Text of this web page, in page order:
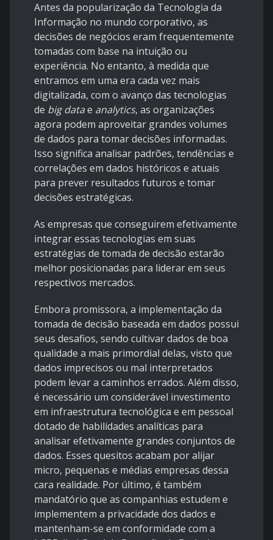
Antes da popularização da Tecnologia da
Informação no mundo corporativo, as
decisões de negócios eram frequentemente
tomadas com base na intuição ou
experiência. No entanto, à medida que
entramos em uma era cada vez mais
digitalizada, com o avanço das tecnologias
de big datae analytics, as organizações
agora podem aproveitar grandes volumes
de dados para tomar decisões informadas.
Isso significa analisar padrões, tendências e
correlações em dados históricos e atuais
para prever resultados futuros e tomar
decisões estratégicas.
As empresas que conseguirem efetivamente
integrar essas tecnologias em suas
estratégias de tomada de decisão estarão
melhor posicionadas para liderar em seus
respectivos mercados.
Embora promissora, a implementação da
tomada de decisão baseada em dados possui
seus desafios, sendo cultivar dados de boa
qualidade a mais primordial delas, visto que
dados imprecisos ou mal interpretados
podem levar a caminhos errados. Além disso,
é necessário um considerável investimento
em infraestrutura tecnológica e em pessoal
dotado de habilidades analíticas para
analisar efetivamente grandes conjuntos de
dados. Esses quesitos acabam por alijar
micro, pequenas e médias empresas dessa
cara realidade. Por último, é também
mandatório que as companhias estudem e
implementem a privacidade dos dados e
mantenham-se em conformidade com a